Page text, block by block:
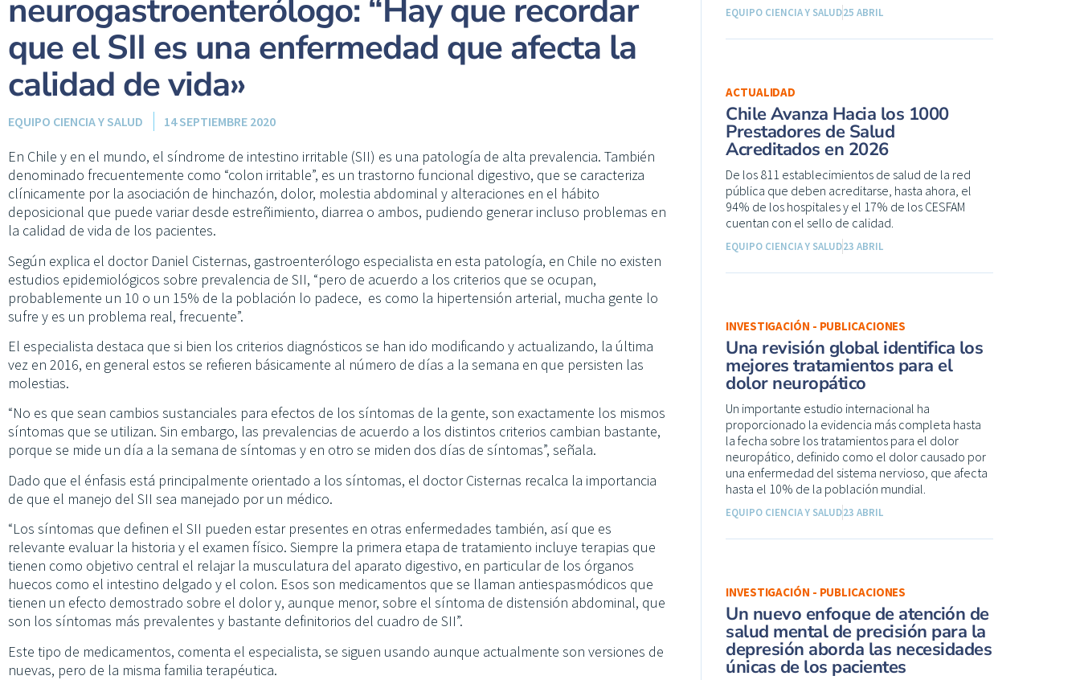
neurogastroenterólogo: “Hay que recordar
que el SII es una enfermedad que afecta la
calidad de vida»
EQUIPO CIENCIA Y SALUD 14 SEPTIEMBRE 2020
En Chile y en el mundo, el síndrome de intestino irritable (SII) es una patología de alta prevalencia. También
denominado frecuentemente como “colon irritable”, es un trastorno funcional digestivo, que se caracteriza
clínicamente por la asociación de hinchazón, dolor, molestia abdominal y alteraciones en el hábito
deposicional que puede variar desde estreñimiento, diarrea o ambos, pudiendo generar incluso problemas en
la calidad de vida de los pacientes.
Según explica el doctor Daniel Cisternas, gastroenterólogo especialista en esta patología, en Chile no existen
estudios epidemiológicos sobre prevalencia de SII, “pero de acuerdo a los criterios que se ocupan,
probablemente un 10 o un 15% de la población lo padece, es como la hipertensión arterial, mucha gente lo
sufre y es un problema real, frecuente”.
El especialista destaca que si bien los criterios diagnósticos se han ido modificando y actualizando, la última
vez en 2016, en general estos se refieren básicamente al número de días a la semana en que persisten las
molestias.
“No es que sean cambios sustanciales para efectos de los síntomas de la gente, son exactamente los mismos
síntomas que se utilizan. Sin embargo, las prevalencias de acuerdo a los distintos criterios cambian bastante,
porque se mide un día a la semana de síntomas y en otro se miden dos días de síntomas”, señala.
Dado que el énfasis está principalmente orientado a los síntomas, el doctor Cisternas recalca la importancia
de que el manejo del SII sea manejado por un médico.
“Los síntomas que definen el SII pueden estar presentes en otras enfermedades también, así que es
relevante evaluar la historia y el examen físico. Siempre la primera etapa de tratamiento incluye terapias que
tienen como objetivo central el relajar la musculatura del aparato digestivo, en particular de los órganos
huecos como el intestino delgado y el colon. Esos son medicamentos que se llaman antiespasmódicos que
tienen un efecto demostrado sobre el dolor y, aunque menor, sobre el síntoma de distensión abdominal, que
son los síntomas más prevalentes y bastante definitorios del cuadro de SII”.
Este tipo de medicamentos, comenta el especialista, se siguen usando aunque actualmente son versiones de
nuevas, pero de la misma familia terapéutica.
EQUIPO CIENCIA Y SALUD25 ABRIL
ACTUALIDAD
Chile Avanza Hacia los 1000
Prestadores de Salud
Acreditados en 2026
De los 811 establecimientos de salud de la red
pública que deben acreditarse, hasta ahora, el
94% de los hospitales y el 17% de los CESFAM
cuentan con el sello de calidad.
EQUIPO CIENCIA Y SALUD23 ABRIL
INVESTIGACIÓN - PUBLICACIONES
Una revisión global identifica los
mejores tratamientos para el
dolor neuropático
Un importante estudio internacional ha
proporcionado la evidencia más completa hasta
la fecha sobre los tratamientos para el dolor
neuropático, definido como el dolor causado por
una enfermedad del sistema nervioso, que afecta
hasta el 10% de la población mundial.
EQUIPO CIENCIA Y SALUD23 ABRIL
INVESTIGACIÓN - PUBLICACIONES
Un nuevo enfoque de atención de
salud mental de precisión para la
depresión aborda las necesidades
únicas de los pacientes